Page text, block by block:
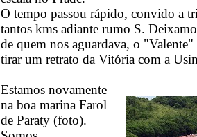
O tempo passou rápido, convido a
tantos kms adiante rumo S.
de quem nos aguardava, o
tirar um retrato da Vitória com a
Estamos novamente
na boa marina Farol
de Paraty (foto).